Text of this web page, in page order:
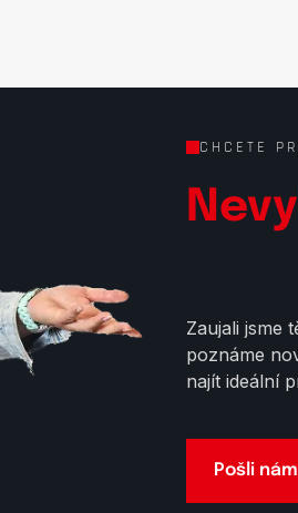
CHCETE
Zaujali jsme
poznáme
najít ideální
Pošli